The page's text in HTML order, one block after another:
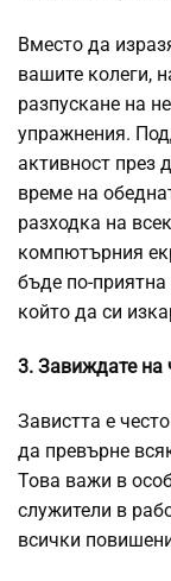
Вместо да
вашите колеги,
разпускане на
упражнения.
активност през
време на
разходка на
компютърния
бъде по-
който да си
3. Завиждате на
Завистта е
да превърне
Това важи в
служители в
всички